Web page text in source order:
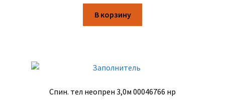
В корзину
Спин. тел неопрен 3,0м 00046766 нр